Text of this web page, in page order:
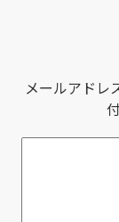
メールアドレ